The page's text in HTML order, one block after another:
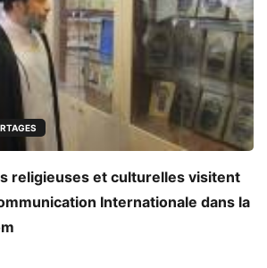
religieuses et culturelles visitent
Internationale dans la